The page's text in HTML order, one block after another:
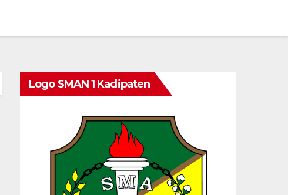
Logo SMAN 1 Kadipaten